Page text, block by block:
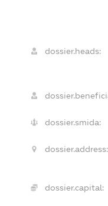
dossier.heads:
dossier.smida:
dossier.address:
dossier.capital: